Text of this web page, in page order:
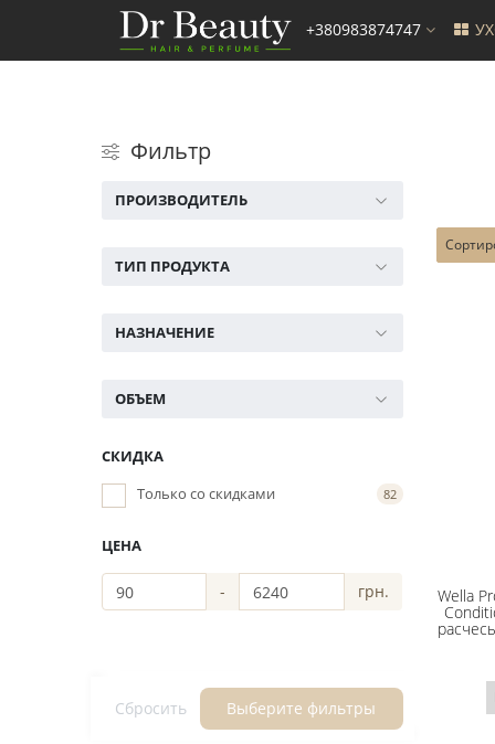
+380983874747
Фильтр
ПРОИЗВОДИТЕЛЬ
ТИП ПРОДУКТА
НАЗНАЧЕНИЕ
ОБЪЕМ
СКИДКА
Только со cкидками
82
ЦЕНА
- грн.
Сбросить Выберите фильтры
Wella